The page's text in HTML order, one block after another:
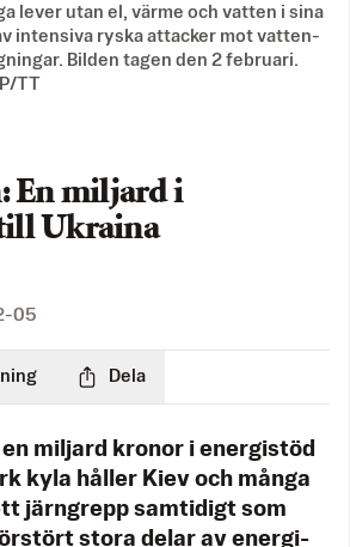
lever utan el, värme och vatten i sina
intensiva ryska attacker mot vatten-
Bilden tagen den 2 februari.
TT
En miljard i
Ukraina
05
Dela
en miljard kronor i energistöd
kyla håller Kiev och många
järngrepp samtidigt som
stora delar av energi-